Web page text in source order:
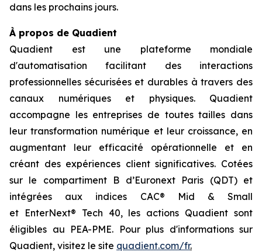
dans les prochains jours.
À propos de Quadient
Quadient est une plateforme mondiale
d'automatisation facilitant des interactions
professionnelles sécurisées et durables à travers des
canaux numériques et physiques. Quadient
accompagne les entreprises de toutes tailles dans
leur transformation numérique et leur croissance, en
augmentant leur efficacité opérationnelle et en
créant des expériences client significatives. Cotées
sur le compartiment B d’Euronext Paris (QDT) et
intégrées aux indices CAC® Mid & Small
et EnterNext® Tech 40, les actions Quadient sont
éligibles au PEA-PME. Pour plus d'informations sur
Quadient, visitez le site quadient.com/fr.